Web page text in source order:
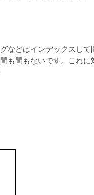
などはインデックスして
も間もないです。これに